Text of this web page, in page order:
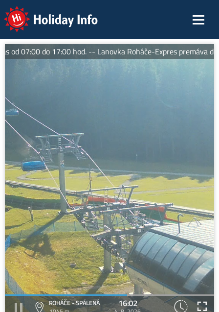
Holiday Info
07:00 do 17:00 hod. -- Lanovka Roháče-Expres premáva
ROHÁČE - SPÁLENÁ
16:02